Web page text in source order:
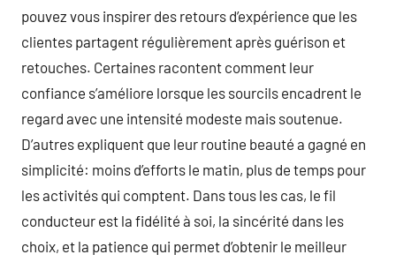
pouvez vous inspirer des retours d’expérience que les
clientes partagent régulièrement après guérison et
retouches. Certaines racontent comment leur
confiance s’améliore lorsque les sourcils encadrent le
regard avec une intensité modeste mais soutenue.
D’autres expliquent que leur routine beauté a gagné en
simplicité: moins d’efforts le matin, plus de temps pour
les activités qui comptent. Dans tous les cas, le fil
conducteur est la fidélité à soi, la sincérité dans les
choix, et la patience qui permet d’obtenir le meilleur